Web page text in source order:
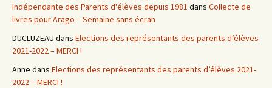
Indépendante des Parents d'élèves depuis 1981 dans Collecte de
livres pour Arago – Semaine sans écran
DUCLUZEAU dans Elections des représentants des parents d’élèves
2021-2022 – MERCI !
Anne dans Elections des représentants des parents d’élèves 2021-
2022 – MERCI !